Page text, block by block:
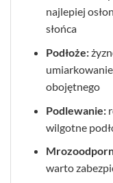
najlepiej
słońca
Podłoże:
obojętnego
Podlewanie:
wilgotne
warto